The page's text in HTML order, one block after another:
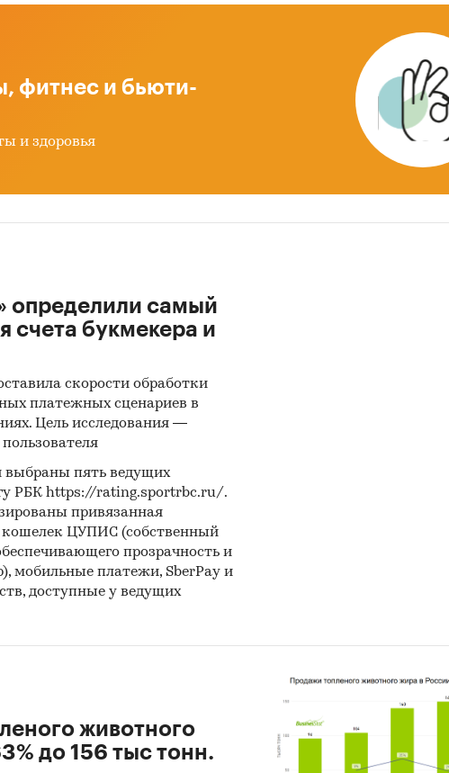
EQUIPMENT, CHANGSHU DONGSHENG FLANGES,
WUHAN MOULD, PRAVT, VIRAJ, HANGXIN FLANGE,
DYARM, SHANDONG JINCHI FORGING, HCSCO,
LONG, GS, PANAM, ARES, SHIHONG PIPELINE, EXPERT,
FLANGE, SHENKAI, ATLAS COPCO, WH-STEEL,
WENZHOU UNITED, TECHNOALPIN, LETONE
`Импорт` рассмотрены зарубежные
AND FITTING CO., LTD, SHANDONG RUIYE NEW
CO., LTD, SHANXI ASCENT INDUSTRIAL CO., LTD,
LLC, JINSHU GUOJI MAOYI CO., LTD, MODMER
INS SAN VE TIC LTD STI, XI`AN FOREIGN
DEVELOPMENT CO., LTD, GOOD LUCK
TRANS SPECTRUM INTERNATIONAL LOGISTICS CO.,
VALVE CO., LTD, LORINEX TRADING LTD, HAINAN
TRADE CO., LTD, CHANGSHU DONGSHENG
LTD, MENGCUN HUI AUTONOMOUS COUNTY SHUANGQI
CO., HENAN ZIWEI TRADING CO., LTD, PT GARUDA
WISON ENGINEERING LTD, SIMARGL CONSULTANCY
PROFILES PRIVATE LTD, CANGZHOU LONGTAIDI PIPE
разделе `Экспорт` рассмотрены российские экспортеры:
`ОСК`, ООО `ПОЛИНЕРГО`, ООО `УПСК-ЭКСПОРТ`, ООО
ООО `СТС` (НИЖНИЙ НОВГОРОД), ООО `ТИТАН
ПАЙПЛАЙН`, ООО `РАВАНИ-РУС`, ООО
фитнес и бьюти-
и здоровья
определили самый
счета букмекера и
скорости обработки
платежных сценариев в
Цель исследования —
выбраны пять ведущих
РБК https://rating.sportrbc.ru/.
привязанная
кошелек ЦУПИС (собственный
прозрачность и
мобильные платежи, SberPay и
доступные у ведущих
животного
до 156 тыс тонн.